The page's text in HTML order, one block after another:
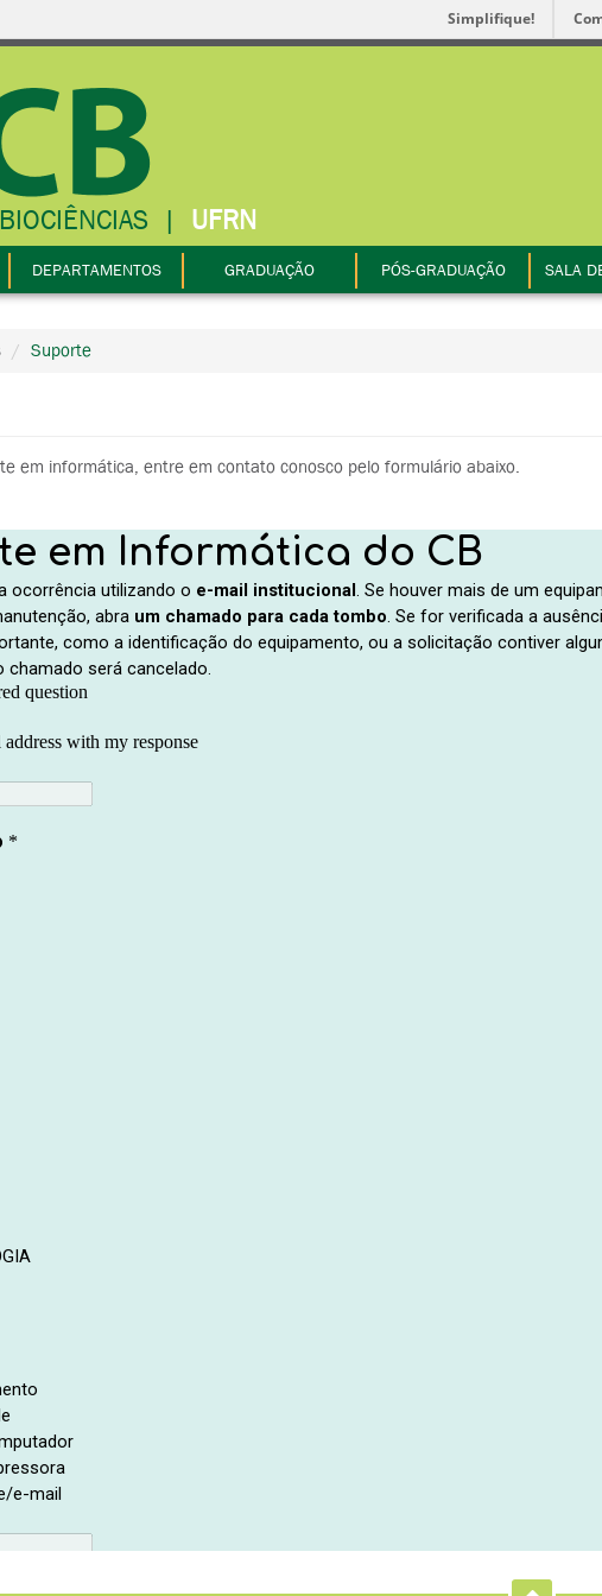
Simplifique!
| UFRN
DEPARTAMENTOS GRADUAÇÃO PÓS-GRADUAÇÃO SALA
Suporte
em informática, entre em contato conosco pelo formulário abaixo.